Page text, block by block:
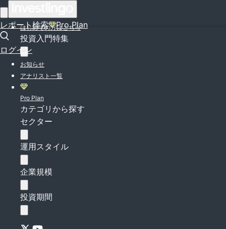
レポート検索 Pro Plan
ログイン
はじめての方はこちら
投資入門特集
お知らせ
アナリスト一覧
Pro Plan
カテゴリから探す
セクター
運用スタイル
企業規模
投資期間